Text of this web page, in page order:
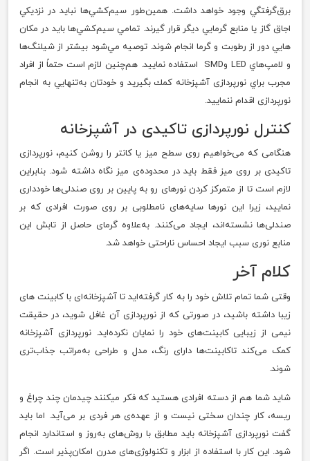
برق‌گرفتگي وجود خواهد داشت. همين‌طور سيم‌كشي‌ها نبايد در نزديكي
اجاق گاز يا منابع گرمايي ديگر قرار گيرند. تمامي سيم‌كشي‌ها بايد در مكان
هايي دور از رطوبت و گرما انجام شوند. توصيه مي‌شود بيشتر از شيلنگ‌ها
و لامپ‌‍‌هاي LED وSMD استفاده نماييد. هم‌چنین لازم است حتماً از افراد
مجرب براي نورپردازی آشپزخانه كمك بگيريد و خودتان به‌تنهايي به انجام
نورپردازی اقدام ننماييد.
کنترل نور‌پردازی تاکیدی در آشپزخانه
هنگامی که می‌خواهیم روی سطح میز یا کانتر را روشن کنیم، نورپردازی
تاکیدی بر روی میز فقط باید در محدوده‌ی میز نگاه داشته شود. بنابراین
لازم است تا از متمرکز کردن نورهای رو به پایین بر روی صندلی‌ها خودداری
نمایید، زیرا این نورها سایه‌های نامطلوبی بر روی صورت افرادی که بر
صندلی‌ها نشسته‌اند، ایجاد می‌کنند. به‌علاوه گرمای حاصل از تابش این
منابع نوری سبب ایجاد احساس ناراحتی خواهد شد.
کلام آخر
وقتی شما تمام تلاش خود را به کار گرفته‌اید تا آشپزخانه‌ای با کابینت‌ های
زیبا داشته باشید، در صورتی که از نورپردازی آن غافل شوید، در حقیقت
نیمی از زیبایی کابینت‌های خود را نمایان نکرده‌اید. نورپردازی آشپزخانه
کمک می‌کند تاکابینت‌ها دارای رنگ، مدل و طراحی به‌مراتب جذاب‌تری
شوند.
شاید شما هم از دسته افرادی هستید که فکر میکنند چیدمان چند چراغ و
ریسه، کار چندان سختی نیست و از عهده‌ی هر فردی بر می‌آید. اما باید
گفت نورپردازی آشپزخانه باید مطابق با روش‌های به‌روز و استاندارد انجام
شود. این کار با استفاده از ابزار و تکنولوژی‌های مدرن امکان‌پذیر است. اگر